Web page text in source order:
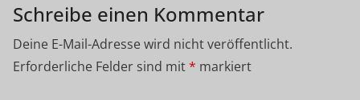
Schreibe einen Kommentar
Deine E-Mail-Adresse wird nicht veröffentlicht.
Erforderliche Felder sind mit* markiert